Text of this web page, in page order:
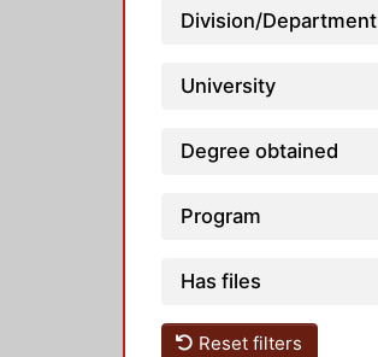
Division/Department
University
Degree obtained
Program
Has files
Reset filters